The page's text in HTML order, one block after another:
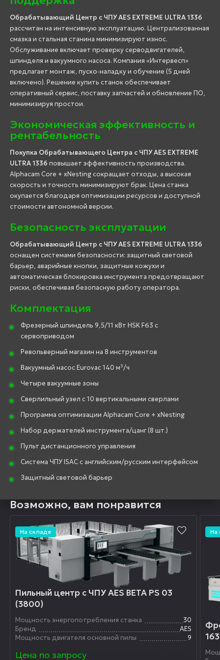
Обрабатывающий Центр с ЧПУ AES EXTREME ULTRA 1336
рассчитан на интенсивную эксплуатацию. Централизованная
смазка и стальная станина минимизируют износ.
Обслуживание включает проверку серводвигателей,
шпинделя и вакуумного насоса. Компания «Интервесп»
предлагает монтаж, пуско-наладку и обучение (5 дней
включено). Решение купить станок обеспечивает
оперативный сервис, поставку запчастей и обновление ПО,
минимизируя простои.
Экономическая эффективность и
рентабельность
Покупка Обрабатывающего Центра с ЧПУ AES EXTREME
ULTRA 1336 повышает эффективность производства.
Alphacam Core + xNesting сокращает отходы, а высокая
скорость и точность минимизируют брак. Цена станка
окупается благодаря оптимизации ресурсов и доступной
стоимости автономной версии.
Безопасность эксплуатации
Обрабатывающий Центр с ЧПУ AES EXTREME ULTRA 1336
оснащен системами безопасности: защитный световой
барьер, аварийные кнопки, защитные кожухи и
автоматическая блокировка инструмента предотвращают
риски, обеспечивая безопасную работу оператора.
Комплектация
Фрезерный шпиндель 9,5/11 кВт HSK F63 с
сервоприводом
Револьверный магазин на 8 инструментов
Вакуумный насос Eurovac 140 м³/ч
Четыре вакуумные зоны
Сверлильный узел с 10 вертикальными сверлами
Программа оптимизации Alphacam Core + xNesting
Набор держателей инструмента/цанг (8 шт.)
Пульт дистанционного управления
Система ЧПУ ISAC с английским/русским интерфейсом
Защитный световой барьер
Возможно, вам понравится
На складе
Пильный центр с ЧПУ AES BETA PS 03
(3800)
Мощность энергопотребления станка
30
Бренд
AES
Мощность двигателя основной пилы
9
Цена по запросу
На